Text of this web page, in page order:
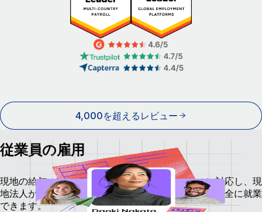
4,000を超えるレビュー
従業員の雇用
現地の給与、税金、福利厚生、コンプライアンスに対応し、現
地法人がない国でも、企業と同様に従業員も安心・安全に就業
できます。